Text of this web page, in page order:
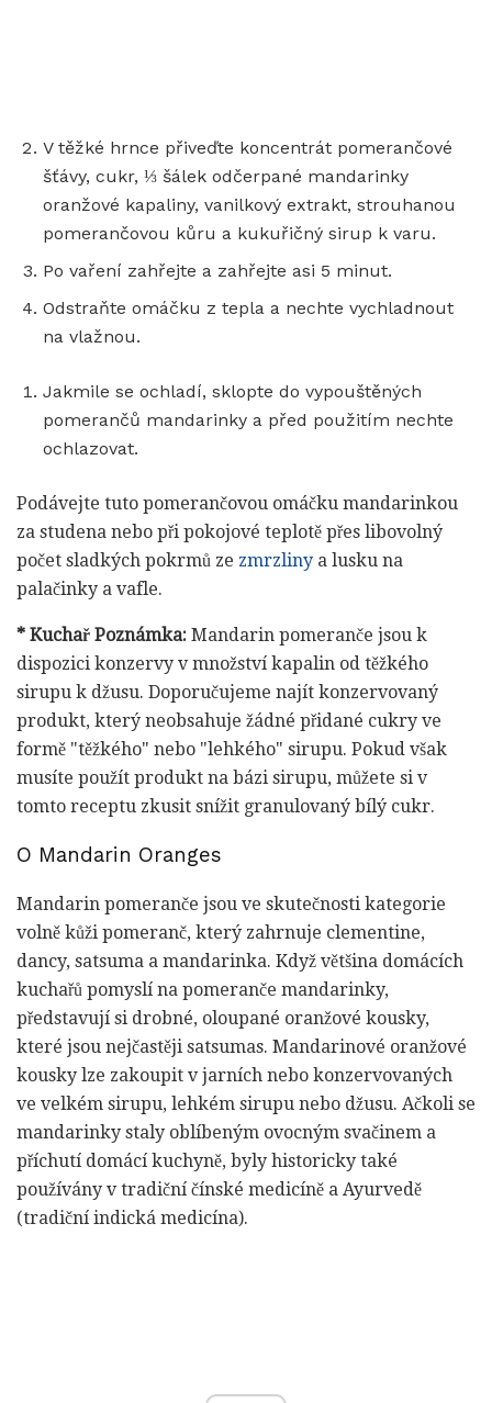
V těžké hrnce přiveďte koncentrát pomerančové
šťávy, cukr, ⅓ šálek odčerpané mandarinky
oranžové kapaliny, vanilkový extrakt, strouhanou
pomerančovou kůru a kukuřičný sirup k varu.
Po vaření zahřejte a zahřejte asi 5 minut.
Odstraňte omáčku z tepla a nechte vychladnout
na vlažnou.
Jakmile se ochladí, sklopte do vypouštěných
pomerančů mandarinky a před použitím nechte
ochlazovat.
Podávejte tuto pomerančovou omáčku mandarinkou
za studena nebo při pokojové teplotě přes libovolný
počet sladkých pokrmů ze zmrzliny a lusku na
palačinky a vafle.
* Kuchař Poznámka: Mandarin pomeranče jsou k
dispozici konzervy v množství kapalin od těžkého
sirupu k džusu. Doporučujeme najít konzervovaný
produkt, který neobsahuje žádné přidané cukry ve
formě "těžkého" nebo "lehkého" sirupu. Pokud však
musíte použít produkt na bázi sirupu, můžete si v
tomto receptu zkusit snížit granulovaný bílý cukr.
O Mandarin Oranges
Mandarin pomeranče jsou ve skutečnosti kategorie
volně kůži pomeranč, který zahrnuje clementine,
dancy, satsuma a mandarinka. Když většina domácích
kuchařů pomyslí na pomeranče mandarinky,
představují si drobné, oloupané oranžové kousky,
které jsou nejčastěji satsumas. Mandarinové oranžové
kousky lze zakoupit v jarních nebo konzervovaných
ve velkém sirupu, lehkém sirupu nebo džusu. Ačkoli se
mandarinky staly oblíbeným ovocným svačinem a
příchutí domácí kuchyně, byly historicky také
používány v tradiční čínské medicíně a Ayurvedě
(tradiční indická medicína).